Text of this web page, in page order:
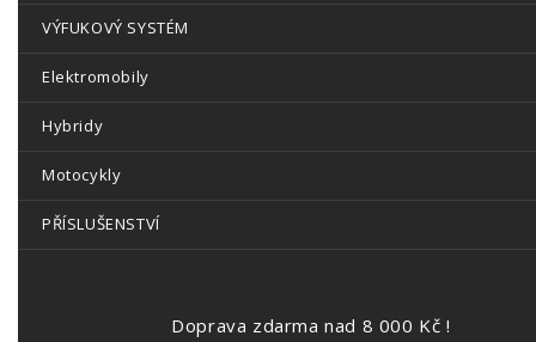
VÝFUKOVÝ SYSTÉM
Elektromobily
Hybridy
Motocykly
PŘÍSLUŠENSTVÍ
Doprava zdarma nad 8 000 Kč !